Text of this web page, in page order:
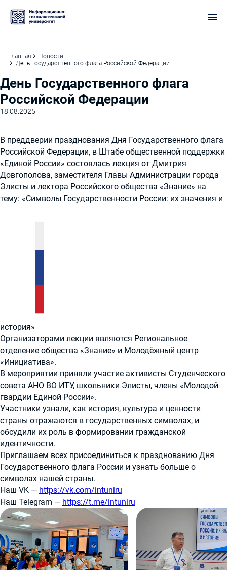
Главная
Новости
День Государственного флага Российской Федерации
День Государственного флага
Российской Федерации
18.08.2025
В преддверии празднования Дня Государственного флага
Российской Федерации, в Штабе общественной поддержки
«Единой России» состоялась лекция от Дмитрия
Довгополова, заместителя Главы Администрации города
Элисты и лектора Российского общества «Знание» на
тему: «Символы Государственности России: их значения и
история»
Организаторами лекции являются Региональное
отделение общества «Знание» и Молодёжный центр
«Инициатива».
В мероприятии приняли участие активисты Студенческого
совета АНО ВО ИТУ, школьники Элисты, члены «Молодой
гвардии Единой России».
Участники узнали, как история, культура и ценности
страны отражаются в государственных символах, и
обсудили их роль в формировании гражданской
идентичности.
Приглашаем всех присоединиться к празднованию Дня
Государственного флага России и узнать больше о
символах нашей страны.
Наш VK — https://vk.com/intuniru
Наш Telegram — https://t.me/intuniru